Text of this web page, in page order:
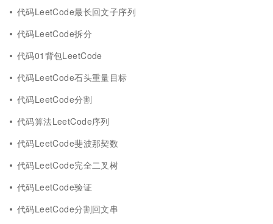
代码LeetCode最长回文子序列
代码LeetCode拆分
代码01背包LeetCode
代码LeetCode石头重量目标
代码LeetCode分割
代码算法LeetCode序列
代码LeetCode斐波那契数
代码LeetCode完全二叉树
代码LeetCode验证
代码LeetCode分割回文串